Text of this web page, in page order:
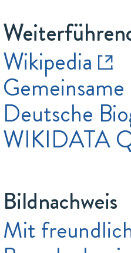
Wikipedia
Deutsche
WIKIDATA
Bildnachweis
Mit